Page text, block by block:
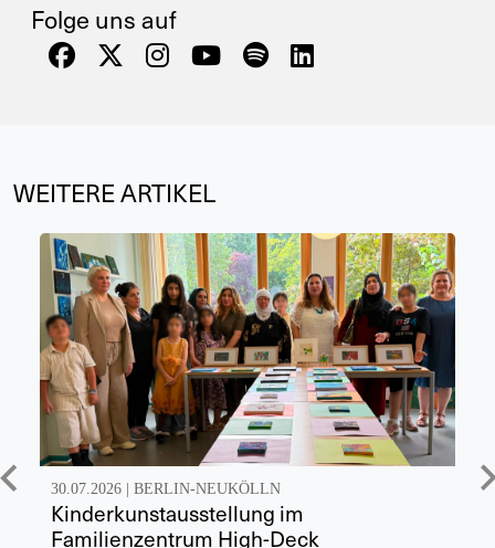
Folge uns auf
WEITERE ARTIKEL
30.07.2026 | BERLIN-NEUKÖLLN
Kinderkunstausstellung im
Familienzentrum High-Deck